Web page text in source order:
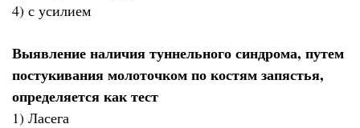
4) с усилием
Выявление наличия туннельного синдрома, путем
постукивания молоточком по костям запястья,
определяется как тест
1) Ласега